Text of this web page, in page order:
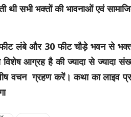
थी सभी भक्तों की भावनाओं एवं
लंबे और 30 फीट चौड़े भवन से
आग्रह है की ज्यादा से ज्यादा
वचन ग्रहण करें। कथा का लाइव